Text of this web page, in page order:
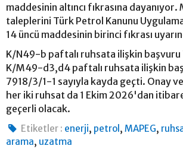
maddesinin altıncı fıkrasına dayanıyor.
taleplerini Türk Petrol Kanunu
14 üncü maddesinin birinci fıkrası
K/N49-b paftalı ruhsata ilişkin
K/M49-d3,d4 paftalı ruhsata ilişkin
7918/3/1-1 sayıyla kayda geçti. Onay
her iki ruhsat da 1 Ekim 2026'dan
geçerli olacak.
Etiketler : enerji, petrol ,MAPEG,
arama, uzatma